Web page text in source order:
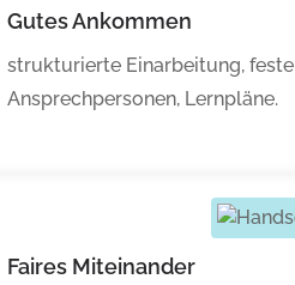
Gutes Ankommen
strukturierte Einarbeitung, feste
Ansprechpersonen, Lernpläne.
Faires Miteinander